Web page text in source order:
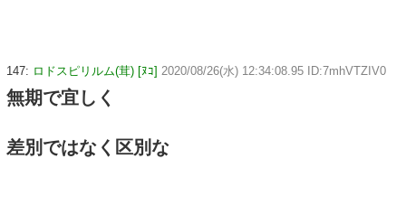
147: ロドスピリルム(茸) [ﾇｺ] 2020/08/26(水) 12:34:08.95 ID:7mhVTZIV0
無期で宜しく
差別ではなく区別な